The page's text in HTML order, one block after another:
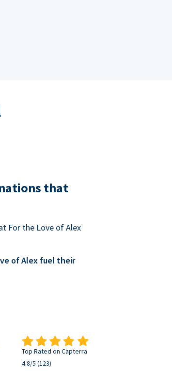
that
For the Love of Alex
of Alex fuel their
Top Rated on Capterra
4.8/5 (123)